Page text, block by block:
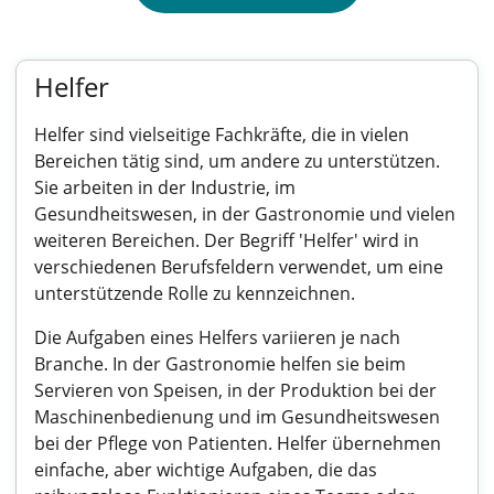
Helfer
Helfer sind vielseitige Fachkräfte, die in vielen
Bereichen tätig sind, um andere zu unterstützen.
Sie arbeiten in der Industrie, im
Gesundheitswesen, in der Gastronomie und vielen
weiteren Bereichen. Der Begriff 'Helfer' wird in
verschiedenen Berufsfeldern verwendet, um eine
unterstützende Rolle zu kennzeichnen.
Die Aufgaben eines Helfers variieren je nach
Branche. In der Gastronomie helfen sie beim
Servieren von Speisen, in der Produktion bei der
Maschinenbedienung und im Gesundheitswesen
bei der Pflege von Patienten. Helfer übernehmen
einfache, aber wichtige Aufgaben, die das